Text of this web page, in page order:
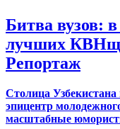
Битва вузов:
лучших
Репортаж
Столица
эпицентр
масштабные